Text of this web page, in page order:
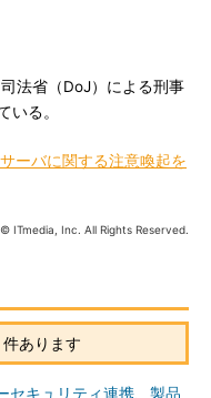
法省（DoJ）による刑事
いる。
ーバに関する注意喚起を
ITmedia, Inc. All Rights Reserved.
あります
セキュリティ連携、製品